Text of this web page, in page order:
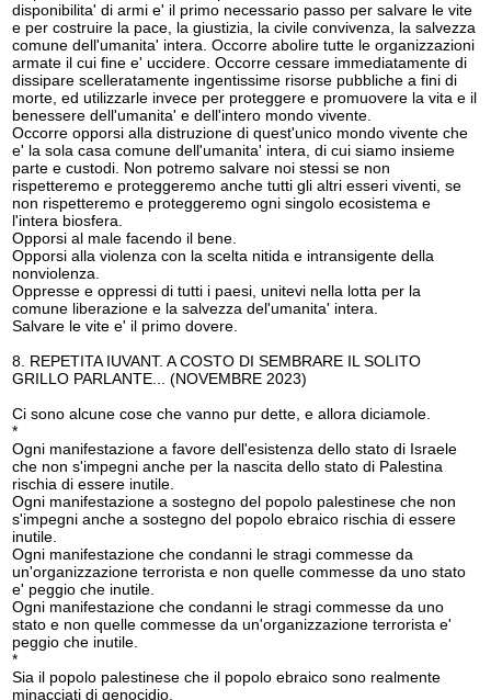
disponibilita' di armi e' il primo necessario passo per salvare le vite
e per costruire la pace, la giustizia, la civile convivenza, la salvezza
comune dell'umanita' intera. Occorre abolire tutte le organizzazioni
armate il cui fine e' uccidere. Occorre cessare immediatamente di
dissipare scelleratamente ingentissime risorse pubbliche a fini di
morte, ed utilizzarle invece per proteggere e promuovere la vita e il
benessere dell'umanita' e dell'intero mondo vivente.
Occorre opporsi alla distruzione di quest'unico mondo vivente che
e' la sola casa comune dell'umanita' intera, di cui siamo insieme
parte e custodi. Non potremo salvare noi stessi se non
rispetteremo e proteggeremo anche tutti gli altri esseri viventi, se
non rispetteremo e proteggeremo ogni singolo ecosistema e
l'intera biosfera.
Opporsi al male facendo il bene.
Opporsi alla violenza con la scelta nitida e intransigente della
nonviolenza.
Oppresse e oppressi di tutti i paesi, unitevi nella lotta per la
comune liberazione e la salvezza del'umanita' intera.
Salvare le vite e' il primo dovere.
8. REPETITA IUVANT. A COSTO DI SEMBRARE IL SOLITO
GRILLO PARLANTE... (NOVEMBRE 2023)
Ci sono alcune cose che vanno pur dette, e allora diciamole.
*
Ogni manifestazione a favore dell'esistenza dello stato di Israele
che non s'impegni anche per la nascita dello stato di Palestina
rischia di essere inutile.
Ogni manifestazione a sostegno del popolo palestinese che non
s'impegni anche a sostegno del popolo ebraico rischia di essere
inutile.
Ogni manifestazione che condanni le stragi commesse da
un'organizzazione terrorista e non quelle commesse da uno stato
e' peggio che inutile.
Ogni manifestazione che condanni le stragi commesse da uno
stato e non quelle commesse da un'organizzazione terrorista e'
peggio che inutile.
*
Sia il popolo palestinese che il popolo ebraico sono realmente
minacciati di genocidio.